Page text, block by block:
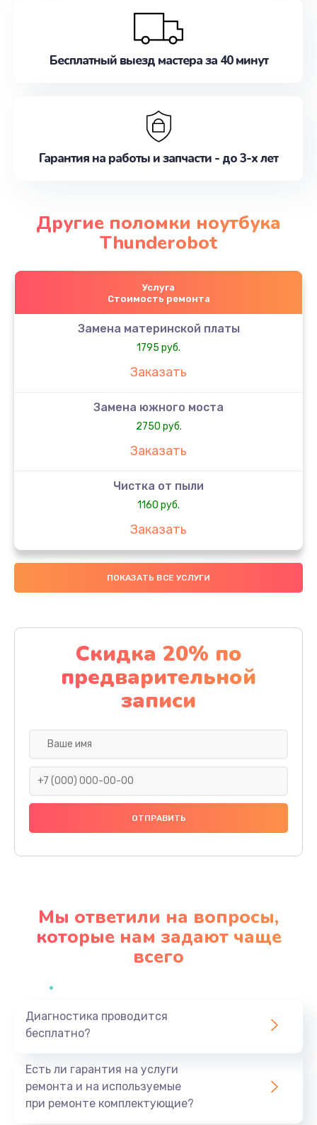
Бесплатный выезд мастера за 40 минут
Гарантия на работы и запчасти - до 3-х лет
Другие поломки ноутбука
Thunderobot
Услуга
Стоимость ремонта
Замена материнской платы
1795 руб.
Заказать
Замена южного моста
2750 руб.
Заказать
Чистка от пыли
1160 руб.
Заказать
Настройка ОС
1160 руб.
Настройка BIOS
1495 руб.
Заказать
Ремонт разъема питания
1430 руб.
Заказать
Ремонт цепей питания
Замена жесткого диска
Заказать
ПОКАЗАТЬ ВСЕ УСЛУГИ
Скидка 20% по
предварительной
записи
Мы ответили на вопросы,
которые нам задают чаще
всего
Диагностика проводится
бесплатно?
Есть ли гарантия на услуги
ремонта и на используемые
при ремонте комплектующие?